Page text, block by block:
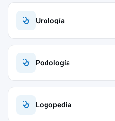
Urología
Podología
Logopedia